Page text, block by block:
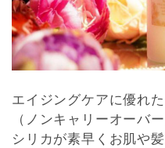
エイジングケアに優れ
（ノンキャリーオーバ
シリカが素早くお肌や